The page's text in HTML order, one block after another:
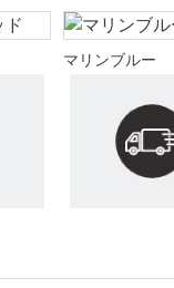
マリンブルー